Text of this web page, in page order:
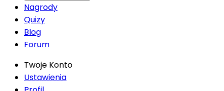
Nagrody
Quizy
Blog
Forum
Twoje Konto
Ustawienia